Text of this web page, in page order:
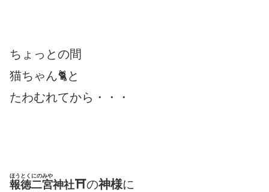
ちょっとの間
猫ちゃん🐈と
たわむれてから・・・
報徳二宮
ほうとくにのみや
神社⛩の神様に